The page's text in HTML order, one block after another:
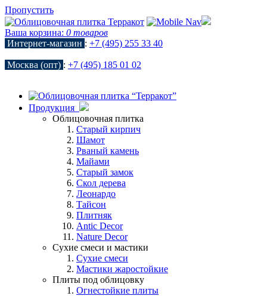
Пропустить
Ваша корзина: 0 товаров
Интернет-магазин : +7 (495) 255 33 40
Москва (опт) : +7 (495) 185 01 02
Продукция
Облицовочная плитка
Старый кирпич
Шамот
Рваный камень
Майами
Старый замок
Скол дерева
Леонардо
Тайсон
Плитняк
Antic Decor
Nature Decor
Сухие смеси и мастики
Сухие смеси
Мастики жаростойкие
Плиты под облицовку
Огнестойкие плиты